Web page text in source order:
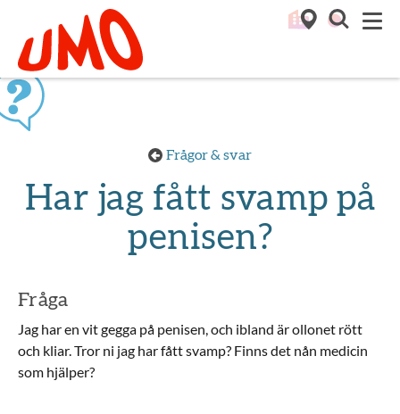
Till startsidan för Umo
Frågor & svar
Har jag fått svamp på
penisen?
Fråga
Jag har en vit gegga på penisen, och ibland är ollonet rött
och kliar. Tror ni jag har fått svamp? Finns det nån medicin
som hjälper?